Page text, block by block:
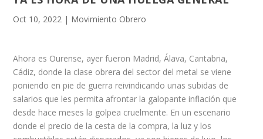
Oct 10, 2022 | Movimiento Obrero
Ahora es Ourense, ayer fueron Madrid, Álava, Cantabria,
Cádiz, donde la clase obrera del sector del metal se viene
poniendo en pie de guerra reivindicando unas subidas de
salarios que les permita afrontar la galopante inflación que
desde hace meses la golpea cruelmente. En un escenario
donde el precio de la cesta de la compra, la luz y los